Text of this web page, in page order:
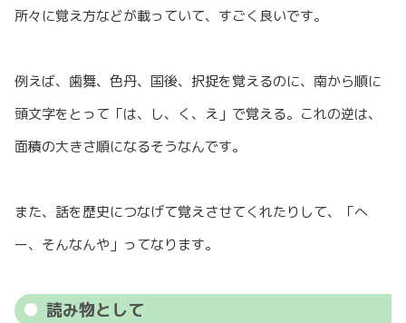
所々に覚え方などが載っていて、すごく良いです。
例えば、歯舞、色丹、国後、択捉を覚えるのに、南から順に
頭文字をとって「は、し、く、え」で覚える。これの逆は、
面積の大きさ順になるそうなんです。
また、話を歴史につなげて覚えさせてくれたりして、「へ
ー、そんなんや」ってなります。
読み物として